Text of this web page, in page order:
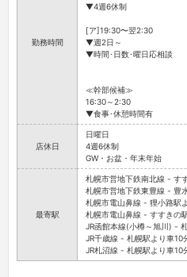
勤務時間
▼4週6休制
[ア]19:30〜翌2:30
▼週2日～
▼時間･日数･曜日応相談
≪幹部候補≫
16:30～2:30
▼食事･休憩時間有
店休日
日曜日
4週6休制
GW・お盆・年末年始
最寄駅
札幌市営地下鉄南北線 - す
札幌市営地下鉄東豊線 - 豊
札幌市電山鼻線 - 狸小路駅
札幌市電山鼻線 - すすきの
JR函館本線(小樽～旭川) -
JR千歳線 - 札幌駅より車10
JR札沼線 - 札幌駅より車10